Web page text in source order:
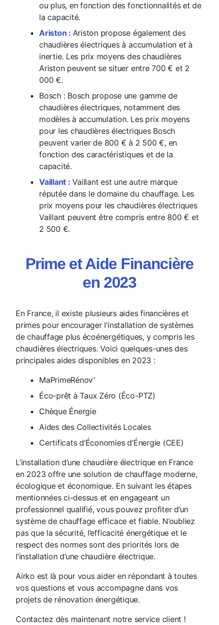
ou plus, en fonction des fonctionnalités et de
la capacité.
Ariston : Ariston propose également des
chaudières électriques à accumulation et à
inertie. Les prix moyens des chaudières
Ariston peuvent se situer entre 700 € et 2
000 €.
Bosch : Bosch propose une gamme de
chaudières électriques, notamment des
modèles à accumulation. Les prix moyens
pour les chaudières électriques Bosch
peuvent varier de 800 € à 2 500 €, en
fonction des caractéristiques et de la
capacité.
Vaillant : Vaillant est une autre marque
réputée dans le domaine du chauffage. Les
prix moyens pour les chaudières électriques
Vaillant peuvent être compris entre 800 € et
2 500 €.
Prime et Aide Financière
en 2023
En France, il existe plusieurs aides financières et
primes pour encourager l’installation de systèmes
de chauffage plus écoénergétiques, y compris les
chaudières électriques. Voici quelques-unes des
principales aides disponibles en 2023 :
MaPrimeRénov’
Éco-prêt à Taux Zéro (Éco-PTZ)
Chèque Énergie
Aides des Collectivités Locales
Certificats d’Économies d’Énergie (CEE)
L’installation d’une chaudière électrique en France
en 2023 offre une solution de chauffage moderne,
écologique et économique. En suivant les étapes
mentionnées ci-dessus et en engageant un
professionnel qualifié, vous pouvez profiter d’un
système de chauffage efficace et fiable. N’oubliez
pas que la sécurité, l’efficacité énergétique et le
respect des normes sont des priorités lors de
l’installation d’une chaudière électrique.
Airko est là pour vous aider en répondant à toutes
vos questions et vous accompagne dans vos
projets de rénovation énergétique.
Contactez dès maintenant notre service client !